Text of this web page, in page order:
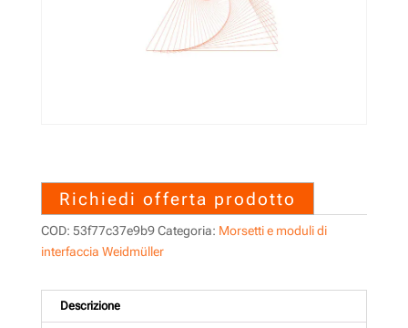
Richiedi offerta prodotto
COD: 53f77c37e9b9 Categoria: Morsetti e moduli di
interfaccia Weidmüller
Descrizione